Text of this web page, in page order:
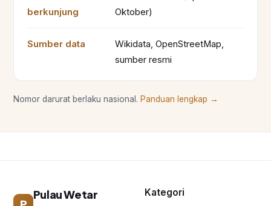
berkunjung
Oktober)
Sumber data
Wikidata, OpenStreetMap,
sumber resmi
Nomor darurat berlaku nasional. Panduan lengkap →
Pulau Wetar
Kategori